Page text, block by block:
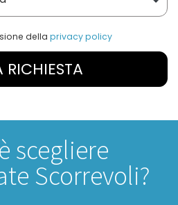
della privacy policy
RICHIESTA
scegliere
Scorrevoli?